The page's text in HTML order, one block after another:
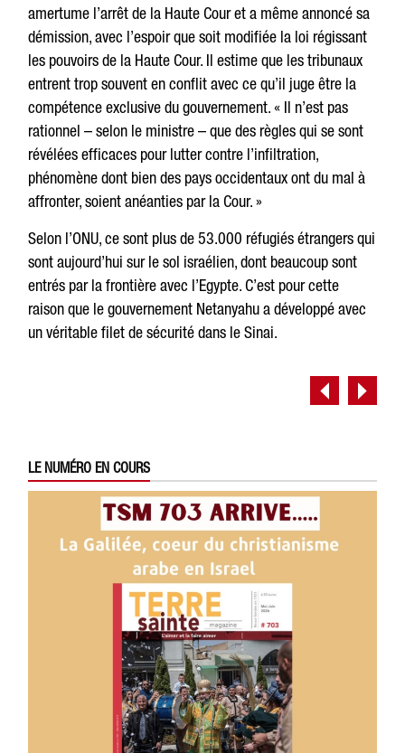
amertume l’arrêt de la Haute Cour et a même annoncé sa
démission, avec l’espoir que soit modifiée la loi régissant
les pouvoirs de la Haute Cour. Il estime que les tribunaux
entrent trop souvent en conflit avec ce qu’il juge être la
compétence exclusive du gouvernement. « Il n’est pas
rationnel – selon le ministre – que des règles qui se sont
révélées efficaces pour lutter contre l’infiltration,
phénomène dont bien des pays occidentaux ont du mal à
affronter, soient anéanties par la Cour. »
Selon l’ONU, ce sont plus de 53.000 réfugiés étrangers qui
sont aujourd’hui sur le sol israélien, dont beaucoup sont
entrés par la frontière avec l’Egypte. C’est pour cette
raison que le gouvernement Netanyahu a développé avec
un véritable filet de sécurité dans le Sinai.
LE NUMÉRO EN COURS